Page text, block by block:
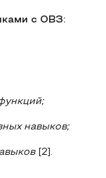
с ОВЗ:
навыков;
[2].